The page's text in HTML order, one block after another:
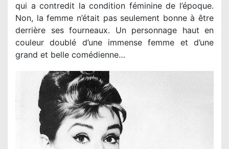
qui a contredit la condition féminine de l’époque.
Non, la femme n’était pas seulement bonne à être
derrière ses fourneaux. Un personnage haut en
couleur doublé d’une immense femme et d’une
grand et belle comédienne…